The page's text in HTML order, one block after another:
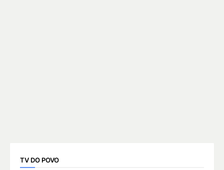
TV DO POVO